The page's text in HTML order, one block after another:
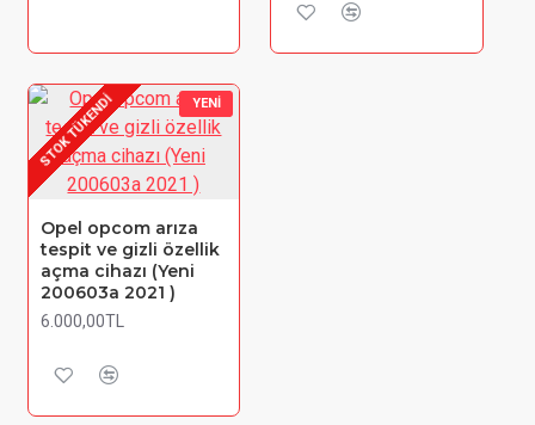
YENI
STOK TÜKENDI
Opel opcom arıza
tespit ve gizli özellik
açma cihazı (Yeni
200603a 2021 )
6.000,00TL